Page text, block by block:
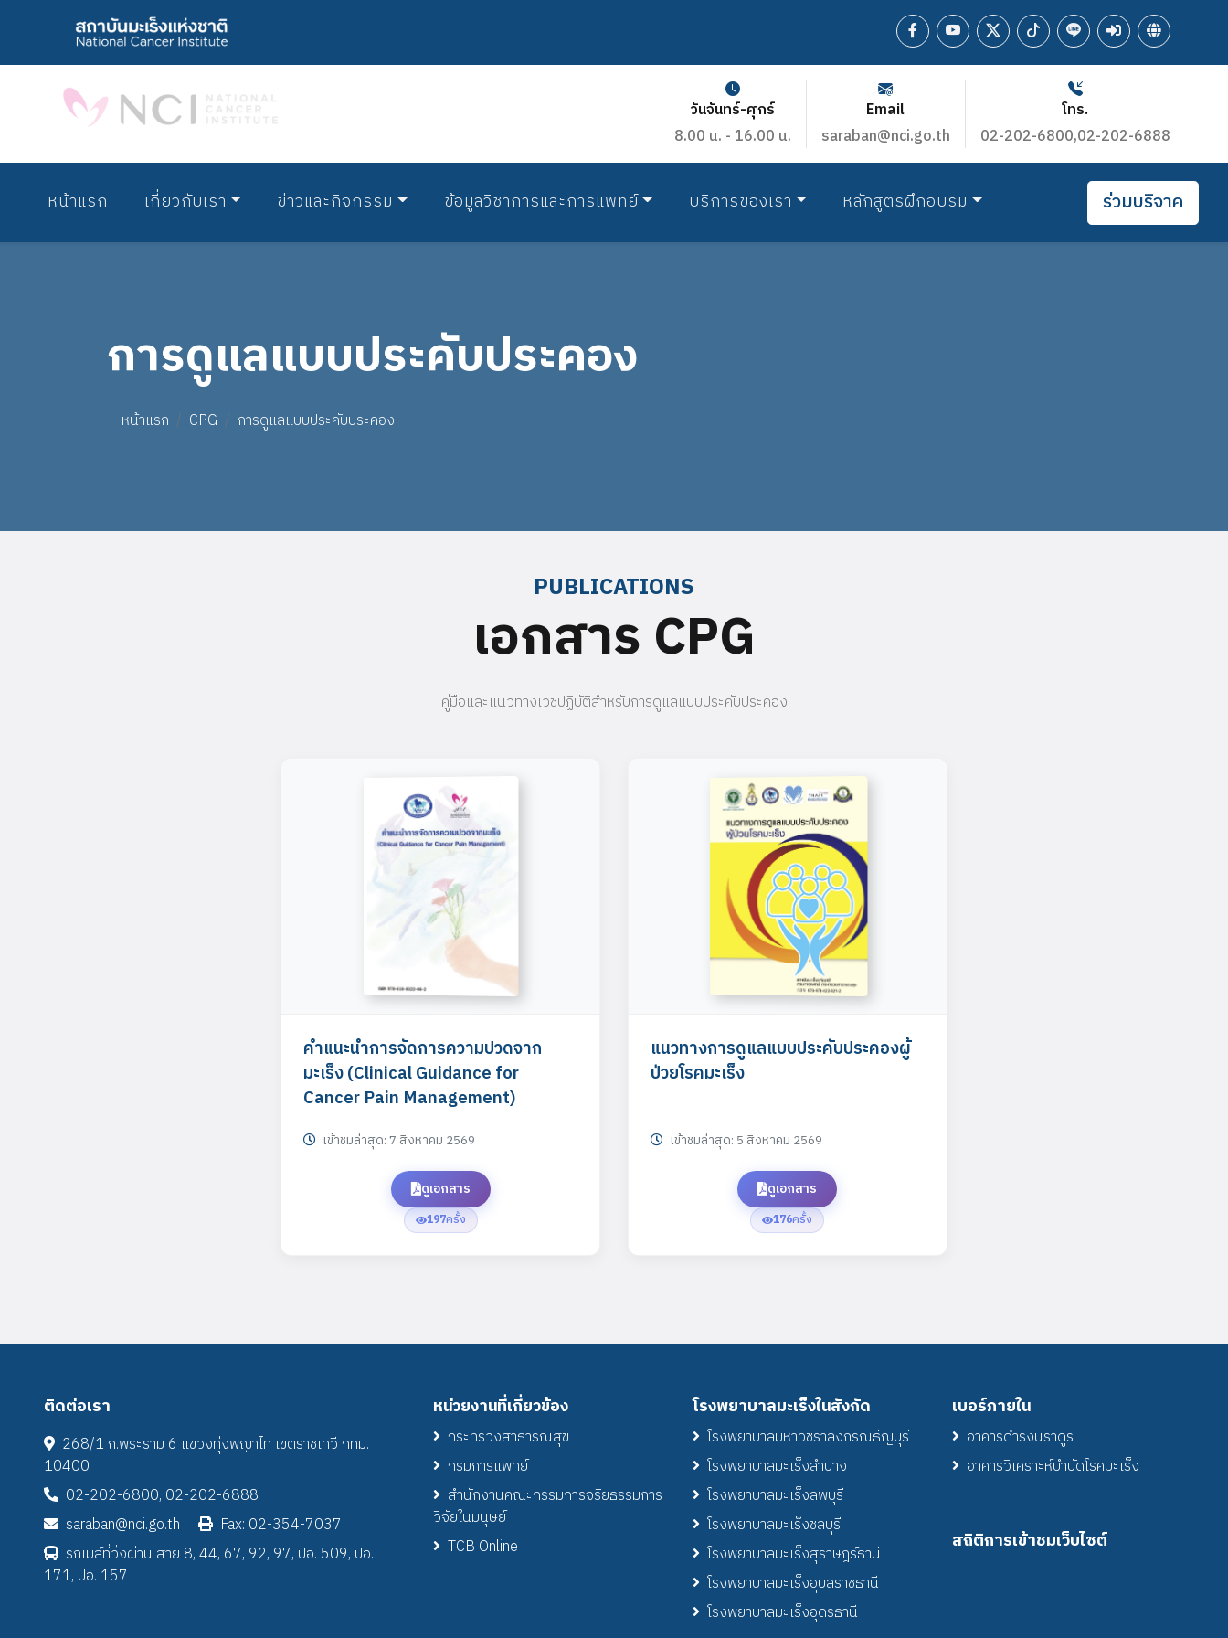
วันจันทร์-ศุกร์
8.00 น. - 16.00 น.
Email
saraban@nci.go.th
โทร.
02-202-6800,02-202-6888
หน้าแรก เกี่ยวกับเรา ข่าวและกิจกรรม ข้อมูลวิชาการและการแพทย์ บริการของเรา หลักสูตรฝึกอบรม ร่วมบริจาค
การดูแลแบบประคับประคอง
หน้าแรก CPG การดูแลแบบประคับประคอง
PUBLICATIONS
เอกสาร CPG
คู่มือและแนวทางเวชปฏิบัติสำหรับการดูแลแบบประคับประคอง
คำแนะนำการจัดการความปวดจาก
มะเร็ง (Clinical Guidance for
Cancer Pain Management)
เข้าชมล่าสุด: 7 สิงหาคม 2569
ดูเอกสาร
197ครั้ง
แนวทางการดูแลแบบประคับประคองผู้
ป่วยโรคมะเร็ง
เข้าชมล่าสุด: 5 สิงหาคม 2569
ดูเอกสาร
176ครั้ง
ติดต่อเรา
268/1 ถ.พระราม 6 แขวงทุ่งพญาไท เขตราชเทวี กทม.
10400
02-202-6800, 02-202-6888
saraban@nci.go.th
Fax: 02-354-7037
รถเมล์ที่วิ่งผ่าน สาย 8, 44, 67, 92, 97, ปอ. 509, ปอ.
171, ปอ. 157
หน่วยงานที่เกี่ยวข้อง
กระทรวงสาธารณสุข
กรมการแพทย์
สำนักงานคณะกรรมการจริยธรรมการ
วิจัยในมนุษย์
TCB Online
โรงพยาบาลมะเร็งในสังกัด
โรงพยาบาลมหาวชิราลงกรณธัญบุรี
โรงพยาบาลมะเร็งลำปาง
โรงพยาบาลมะเร็งลพบุรี
โรงพยาบาลมะเร็งชลบุรี
โรงพยาบาลมะเร็งสุราษฎร์ธานี
โรงพยาบาลมะเร็งอุบลราชธานี
โรงพยาบาลมะเร็งอุดรธานี
เบอร์ภายใน
อาคารดำรงนิราดูร
อาคารวิเคราะห์บำบัดโรคมะเร็ง
สถิติการเข้าชมเว็บไซต์